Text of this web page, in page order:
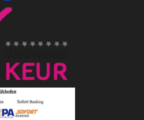
a
c
b
o
k